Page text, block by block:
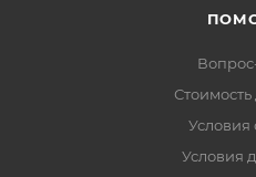
Стоимость
Условия
Условия